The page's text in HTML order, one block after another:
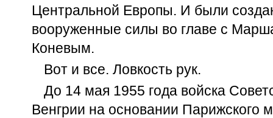
Центральной Европы. И были
вооруженные силы во главе с
Коневым.
Вот и все. Ловкость рук.
До 14 мая 1955 года войска
Венгрии на основании Парижского